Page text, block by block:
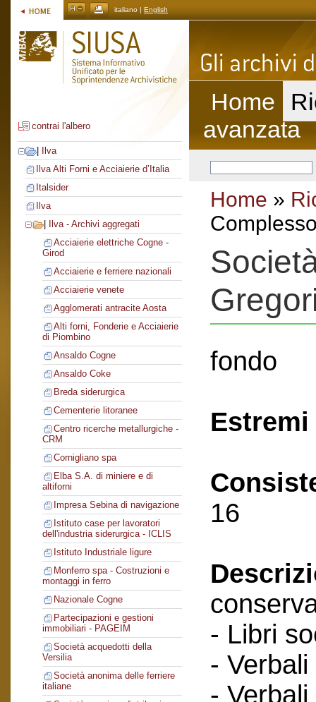
italiano | English
contrai l'albero
Ilva
Ilva Alti Forni e Acciaierie d’Italia
Italsider
Ilva
Ilva - Archivi aggregati
Acciaierie elettriche Cogne -
Girod
Acciaierie e ferriere nazionali
Acciaierie venete
Agglomerati antracite Aosta
Alti forni, Fonderie e Acciaierie
di Piombino
Ansaldo Cogne
Ansaldo Coke
Breda siderurgica
Cementerie litoranee
Centro ricerche metallurgiche -
CRM
Cornigliano spa
Elba S.A. di miniere e di
altiforni
Impresa Sebina di navigazione
Istituto case per lavoratori
dell'industria siderurgica - ICLIS
Istituto Industriale ligure
Monferro spa - Costruzioni e
montaggi in ferro
Nazionale Cogne
Partecipazioni e gestioni
immobiliari - PAGEIM
Società acquedotti della
Versilia
Società anonima delle ferriere
italiane
Home
avanzata
Home »
fondo
16
- Libri
-
-